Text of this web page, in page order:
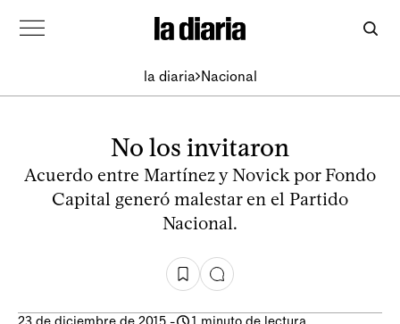
la diaria Nacional
No los invitaron
Acuerdo entre Martínez y Novick por Fondo
Capital generó malestar en el Partido
Nacional.